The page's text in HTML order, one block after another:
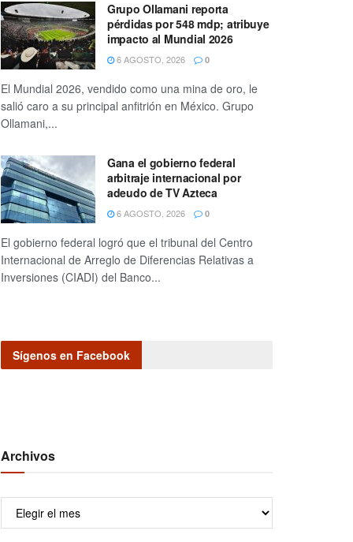
Grupo Ollamani reporta
pérdidas por 548 mdp; atribuye
impacto al Mundial 2026
6 AGOSTO, 2026 0
El Mundial 2026, vendido como una mina de oro, le
salió caro a su principal anfitrión en México. Grupo
Ollamani,...
Gana el gobierno federal
arbitraje internacional por
adeudo de TV Azteca
6 AGOSTO, 2026 0
El gobierno federal logró que el tribunal del Centro
Internacional de Arreglo de Diferencias Relativas a
Inversiones (CIADI) del Banco...
Sígenos en Facebook
Archivos
Archivos